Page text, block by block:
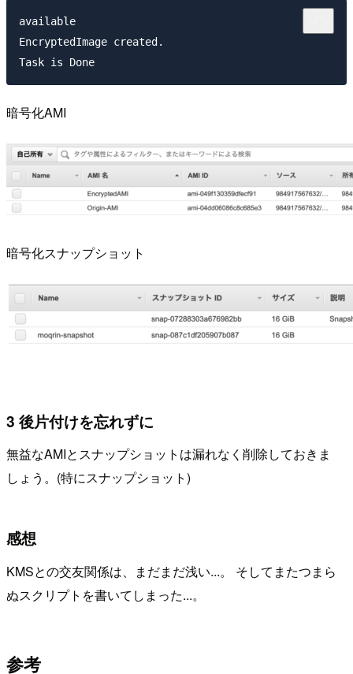
available
EncryptedImage created.
暗号化AMI
暗号化スナップショット
3 後片付けを忘れずに
無益なAMIとスナップショットは漏れなく削除しておきま
しょう。(特にスナップショット)
感想
KMSとの交友関係は、まだまだ浅い...。 そしてまたつまら
ぬスクリプトを書いてしまった...。
参考